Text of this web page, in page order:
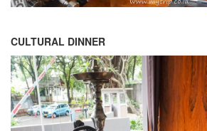
CULTURAL DINNER